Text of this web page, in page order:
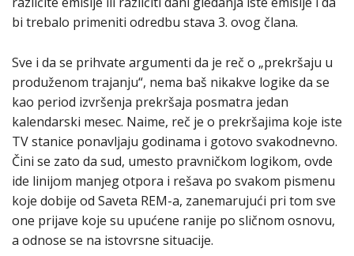
bi trebalo primeniti odredbu stava 3. ovog člana.
Sve i da se prihvate argumenti da je reč o „prekršaju u
produženom trajanju“, nema baš nikakve logike da se
kao period izvršenja prekršaja posmatra jedan
kalendarski mesec. Naime, reč je o prekršajima koje iste
TV stanice ponavljaju godinama i gotovo svakodnevno.
Čini se zato da sud, umesto pravničkom logikom, ovde
ide linijom manjeg otpora i rešava po svakom pismenu
koje dobije od Saveta REM-a, zanemarujući pri tom sve
one prijave koje su upućene ranije po sličnom osnovu,
a odnose se na istovrsne situacije.